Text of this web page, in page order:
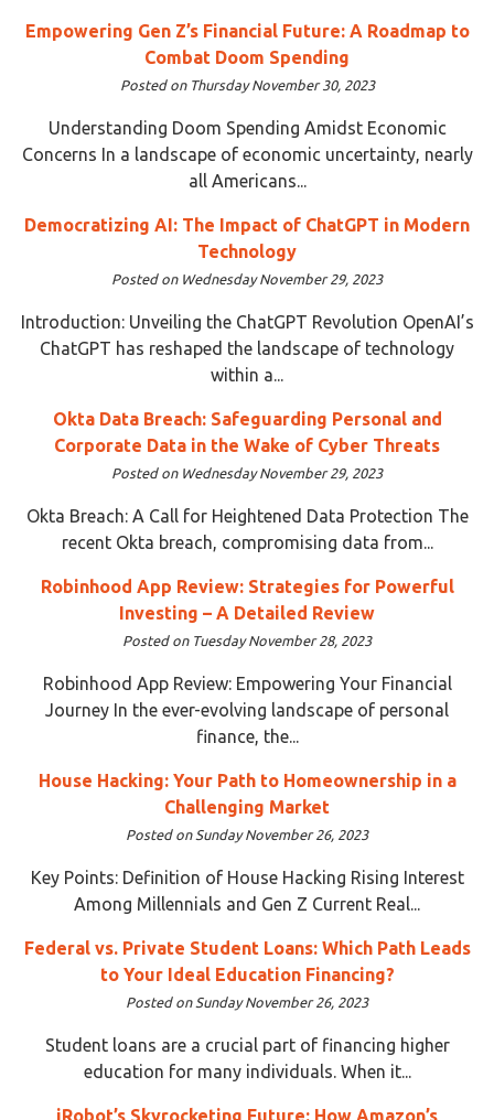
Empowering Gen Z’s Financial Future: A Roadmap to
Combat Doom Spending
Posted on Thursday November 30, 2023
Understanding Doom Spending Amidst Economic
Concerns In a landscape of economic uncertainty, nearly
all Americans...
Democratizing AI: The Impact of ChatGPT in Modern
Technology
Posted on Wednesday November 29, 2023
Introduction: Unveiling the ChatGPT Revolution OpenAI’s
ChatGPT has reshaped the landscape of technology
within a...
Okta Data Breach: Safeguarding Personal and
Corporate Data in the Wake of Cyber Threats
Posted on Wednesday November 29, 2023
Okta Breach: A Call for Heightened Data Protection The
recent Okta breach, compromising data from...
Robinhood App Review: Strategies for Powerful
Investing – A Detailed Review
Posted on Tuesday November 28, 2023
Robinhood App Review: Empowering Your Financial
Journey In the ever-evolving landscape of personal
finance, the...
House Hacking: Your Path to Homeownership in a
Challenging Market
Posted on Sunday November 26, 2023
Key Points: Definition of House Hacking Rising Interest
Among Millennials and Gen Z Current Real...
Federal vs. Private Student Loans: Which Path Leads
to Your Ideal Education Financing?
Posted on Sunday November 26, 2023
Student loans are a crucial part of financing higher
education for many individuals. When it...
iRobot’s Skyrocketing Future: How Amazon’s